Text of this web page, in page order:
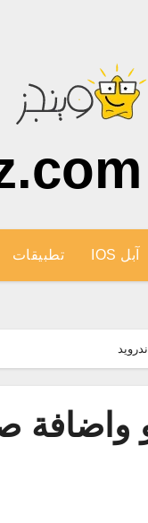
آبل IOS تطبيقات